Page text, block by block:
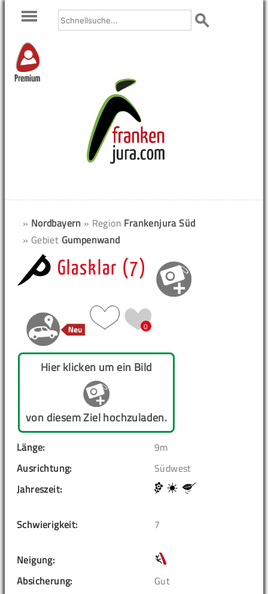
Premium
» Nordbayern » Region Frankenjura Süd
» Gebiet Gumpenwand
Glasklar (7)
0
Hier klicken um ein Bild
von diesem Ziel hochzuladen.
Länge:
9m
Ausrichtung:
Südwest
Jahreszeit:
Schwierigkeit: 7
Neigung:
Absicherung:
Gut